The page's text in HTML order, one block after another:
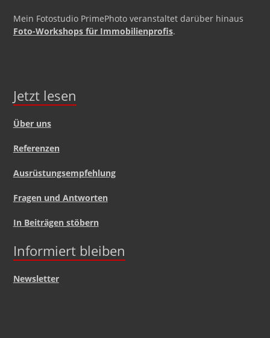
Mein Fotostudio PrimePhoto veranstaltet darüber hinaus
Foto-Workshops für Immobilienprofis.
Jetzt lesen
Über uns
Referenzen
Ausrüstungsempfehlung
Fragen und Antworten
In Beiträgen stöbern
Informiert bleiben
Newsletter